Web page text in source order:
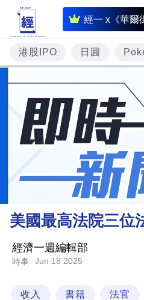
經一 x《華爾
即
時
財
經
專
題
投
資
樓
市
財
商
業
港股IPO 日圓
美國最高法院三位
經濟一週編輯部
時事 Jun 18 2025
收入 書籍 法官